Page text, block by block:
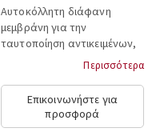
Αυτοκόλλητη διάφανη
μεμβράνη για την
ταυτοποίηση αντικειμένων,
125kHz ή 13.56MHz,
διάμετρος 20mm, 25mm,
30mm και 50mm, πάχος
0.6mm, read only, PET
EM4102 25mm...
Περισσότερα
Επικοινωνήστε για
προσφορά